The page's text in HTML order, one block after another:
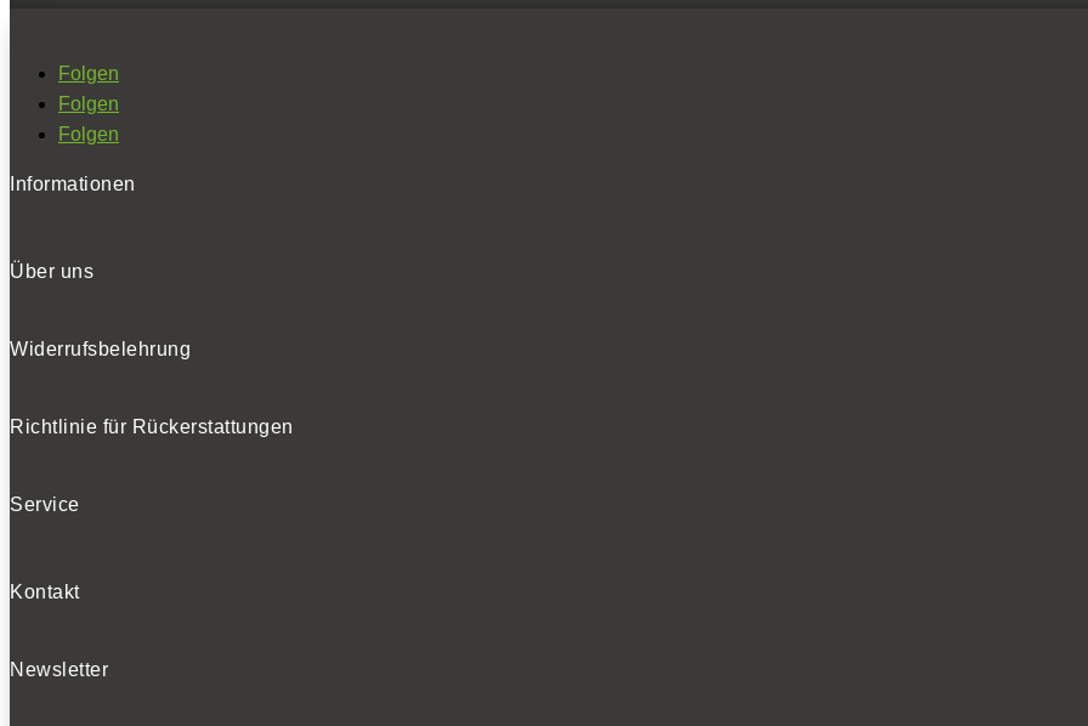
Folgen
Folgen
Folgen
Informationen
Über uns
Widerrufsbelehrung
Richtlinie für Rückerstattungen
Service
Kontakt
Newsletter